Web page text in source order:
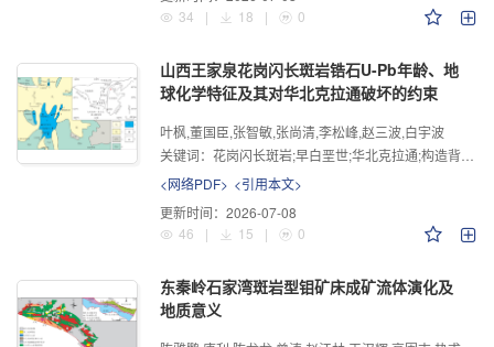
34
| 18 | 0
山西王家泉花岗闪长斑岩锆石U-Pb年龄、地
球化学特征及其对华北克拉通破坏的约束
叶枫,董国臣,张智敏,张尚清,李松峰,赵三波,白宇波
关键词： 花岗闪长斑岩;早白垩世;华北克拉通;构造背景;王家泉
<网络PDF> <引用本文>
更新时间： 2026-07-08
46
| 15 | 0
东秦岭石家湾斑岩型钼矿床成矿流体演化及
地质意义